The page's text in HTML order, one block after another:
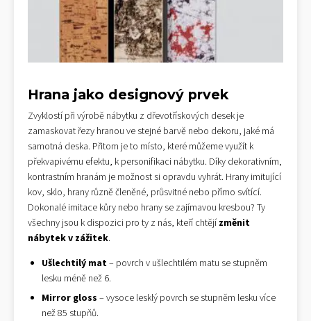
Hrana jako designový prvek
Zvyklostí při výrobě nábytku z dřevotřískových desek je
zamaskovat řezy hranou ve stejné barvě nebo dekoru, jaké má
samotná deska. Přitom je to místo, které můžeme využít k
překvapivému efektu, k personifikaci nábytku. Díky dekorativním,
kontrastním hranám je možnost si opravdu vyhrát. Hrany imitující
kov, sklo, hrany různě členěné, průsvitné nebo přímo svítící.
Dokonalé imitace kůry nebo hrany se zajímavou kresbou? Ty
všechny jsou k dispozici pro ty z nás, kteří chtějí změnit
nábytek v zážitek.
Ušlechtilý mat– povrch v ušlechtilém matu se stupněm
lesku méně než 6.
Mirror gloss – vysoce lesklý povrch se stupněm lesku více
než 85 stupňů.